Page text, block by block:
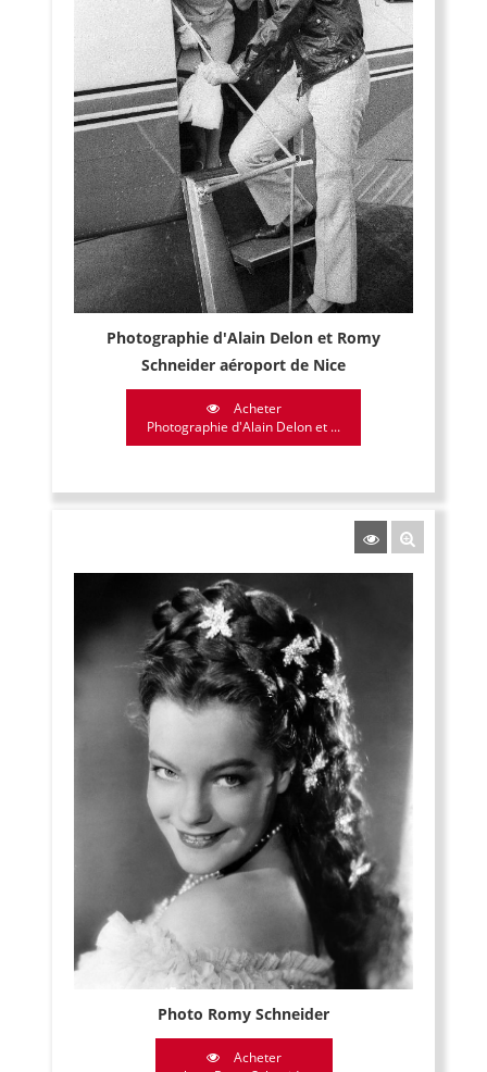
Photographie d'Alain Delon et Romy
Schneider aéroport de Nice
Acheter
Photographie d'Alain Delon et ...
Photo Romy Schneider
Acheter